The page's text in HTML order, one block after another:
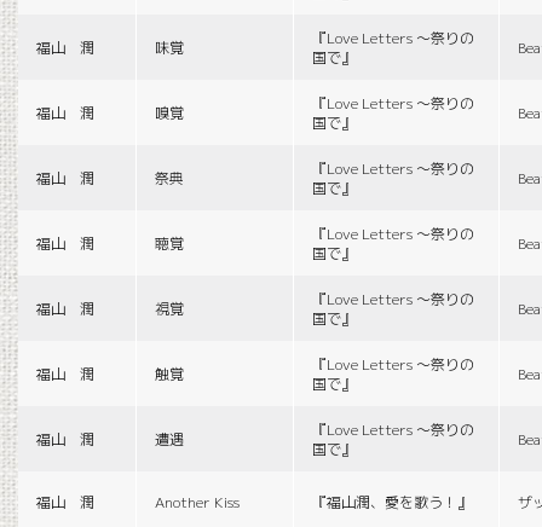
福山 潤 味覚
『Love Letters 〜祭りの
国で』
福山 潤 嗅覚
『Love Letters 〜祭りの
国で』
福山 潤 祭典
『Love Letters 〜祭りの
国で』
福山 潤 聴覚
『Love Letters 〜祭りの
国で』
福山 潤 視覚
『Love Letters 〜祭りの
国で』
福山 潤 触覚
『Love Letters 〜祭りの
国で』
福山 潤 遭遇
『Love Letters 〜祭りの
国で』
福山 潤 Another Kiss 『福山潤、愛を歌う！』 ザ